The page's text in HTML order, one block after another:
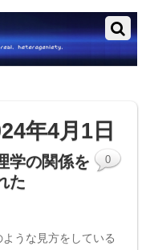
年4月1日
学の関係を
た
うな見方をしている
0